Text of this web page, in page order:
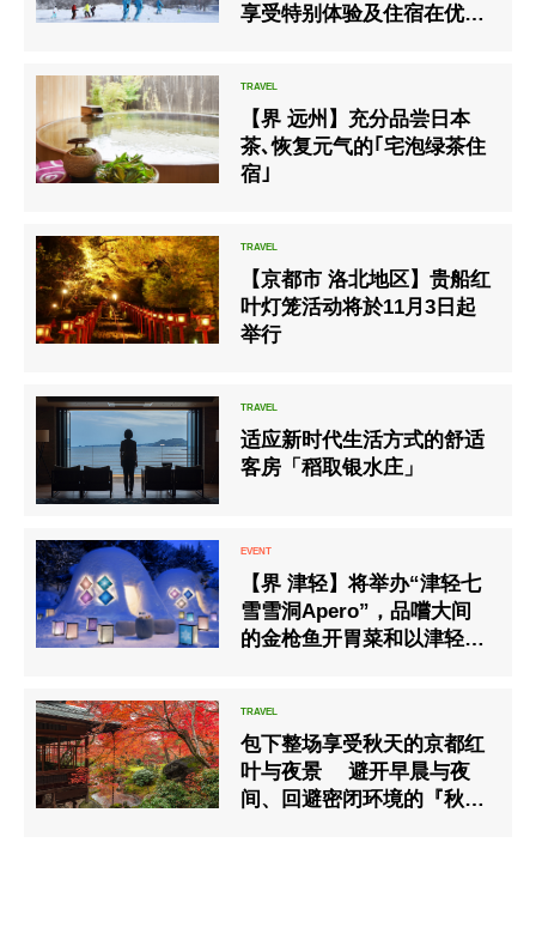
享受特别体验及住宿在优雅
【界 远州】充分品尝日本
茶､恢复元气的｢宅泡绿茶住
宿｣
【京都市 洛北地区】贵船红
叶灯笼活动将於11月3日起
举行
适应新时代生活方式的舒适
客房「稻取银水庄」
【界 津轻】将举办“津轻七
雪雪洞Apero”，品嚐大间
的金枪鱼开胃菜和以津轻七
包下整场享受秋天的京都红
叶与夜景 避开早晨与夜
间、回避密闭环境的『秋之